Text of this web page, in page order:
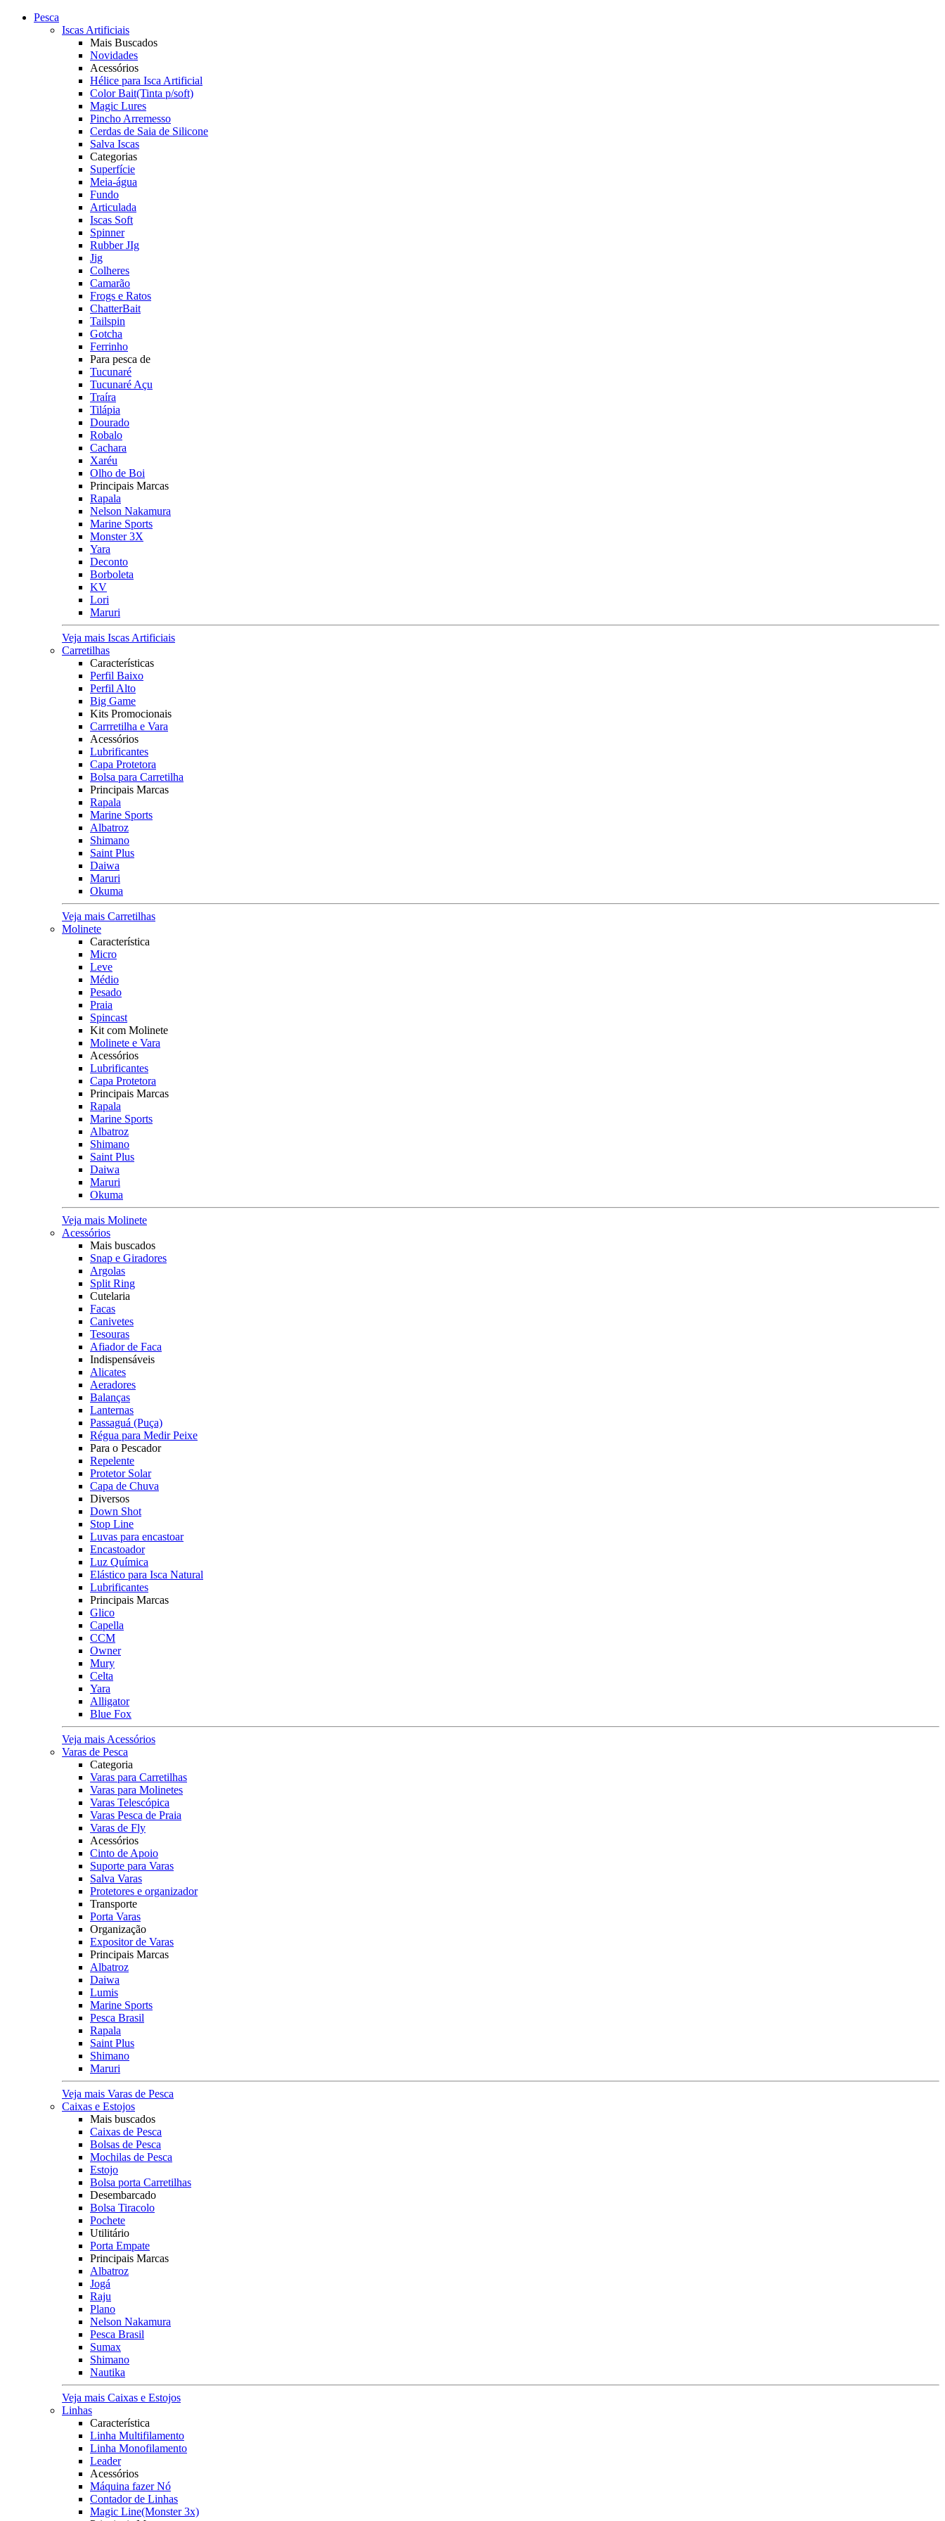
Pesca
Iscas Artificiais
Mais Buscados
Novidades
Acessórios
Hélice para Isca Artificial
Color Bait(Tinta p/soft)
Magic Lures
Pincho Arremesso
Cerdas de Saia de Silicone
Salva Iscas
Categorias
Superfície
Meia-água
Fundo
Articulada
Iscas Soft
Spinner
Rubber JIg
Jig
Colheres
Camarão
Frogs e Ratos
ChatterBait
Tailspin
Gotcha
Ferrinho
Para pesca de
Tucunaré
Tucunaré Açu
Traíra
Tilápia
Dourado
Robalo
Cachara
Xaréu
Olho de Boi
Principais Marcas
Rapala
Nelson Nakamura
Marine Sports
Monster 3X
Yara
Deconto
Borboleta
KV
Lori
Maruri
Veja mais Iscas Artificiais
Carretilhas
Características
Perfil Baixo
Perfil Alto
Big Game
Kits Promocionais
Carrretilha e Vara
Acessórios
Lubrificantes
Capa Protetora
Bolsa para Carretilha
Principais Marcas
Rapala
Marine Sports
Albatroz
Shimano
Saint Plus
Daiwa
Maruri
Okuma
Veja mais Carretilhas
Molinete
Característica
Micro
Leve
Médio
Pesado
Praia
Spincast
Kit com Molinete
Molinete e Vara
Acessórios
Lubrificantes
Capa Protetora
Principais Marcas
Rapala
Marine Sports
Albatroz
Shimano
Saint Plus
Daiwa
Maruri
Okuma
Veja mais Molinete
Acessórios
Mais buscados
Snap e Giradores
Argolas
Split Ring
Cutelaria
Facas
Canivetes
Tesouras
Afiador de Faca
Indispensáveis
Alicates
Aeradores
Balanças
Lanternas
Passaguá (Puça)
Régua para Medir Peixe
Para o Pescador
Repelente
Protetor Solar
Capa de Chuva
Diversos
Down Shot
Stop Line
Luvas para encastoar
Encastoador
Luz Química
Elástico para Isca Natural
Lubrificantes
Principais Marcas
Glico
Capella
CCM
Owner
Mury
Celta
Yara
Alligator
Blue Fox
Veja mais Acessórios
Varas de Pesca
Categoria
Varas para Carretilhas
Varas para Molinetes
Varas Telescópica
Varas Pesca de Praia
Varas de Fly
Acessórios
Cinto de Apoio
Suporte para Varas
Salva Varas
Protetores e organizador
Transporte
Porta Varas
Organização
Expositor de Varas
Principais Marcas
Albatroz
Daiwa
Lumis
Marine Sports
Pesca Brasil
Rapala
Saint Plus
Shimano
Maruri
Veja mais Varas de Pesca
Caixas e Estojos
Mais buscados
Caixas de Pesca
Bolsas de Pesca
Mochilas de Pesca
Estojo
Bolsa porta Carretilhas
Desembarcado
Bolsa Tiracolo
Pochete
Utilitário
Porta Empate
Principais Marcas
Albatroz
Jogá
Raju
Plano
Nelson Nakamura
Pesca Brasil
Sumax
Shimano
Nautika
Veja mais Caixas e Estojos
Linhas
Característica
Linha Multifilamento
Linha Monofilamento
Leader
Acessórios
Máquina fazer Nó
Contador de Linhas
Magic Line(Monster 3x)